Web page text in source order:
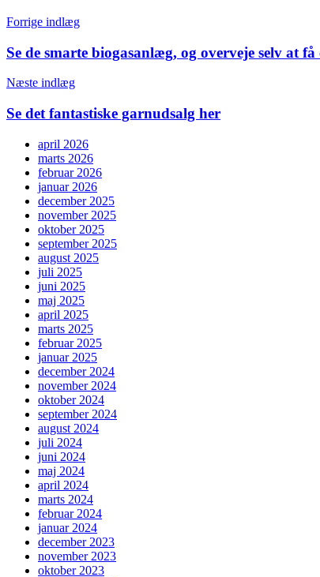
Forrige indlæg
Se de smarte biogasanlæg, og overveje selv at få
Næste indlæg
Se det fantastiske garnudsalg her
april 2026
marts 2026
februar 2026
januar 2026
december 2025
november 2025
oktober 2025
september 2025
august 2025
juli 2025
juni 2025
maj 2025
april 2025
marts 2025
februar 2025
januar 2025
december 2024
november 2024
oktober 2024
september 2024
august 2024
juli 2024
juni 2024
maj 2024
april 2024
marts 2024
februar 2024
januar 2024
december 2023
november 2023
oktober 2023